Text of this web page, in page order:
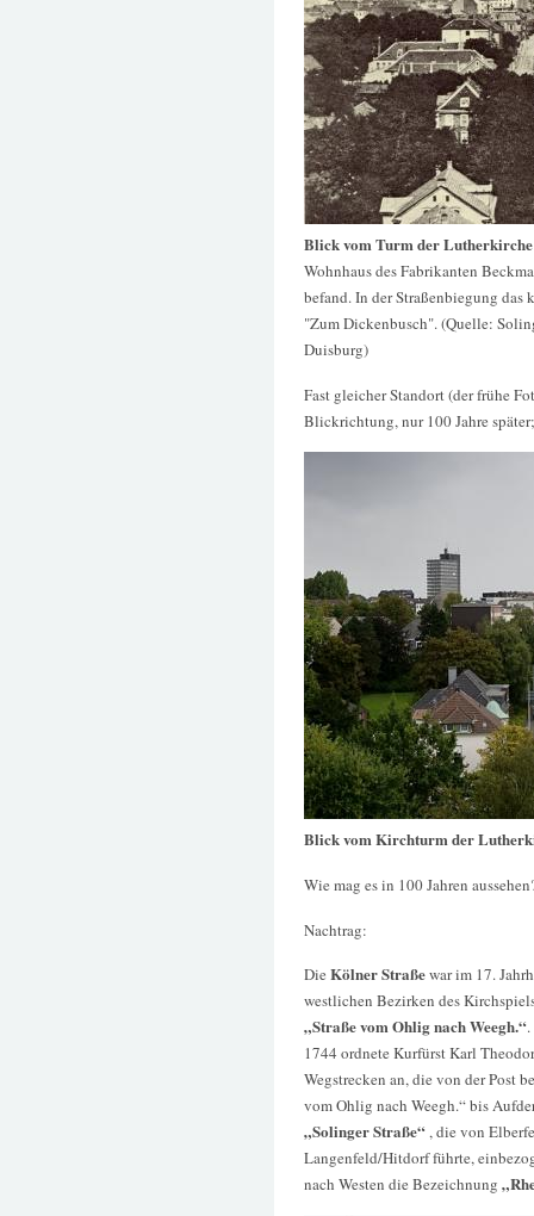
Blick vom Turm der
Wohnhaus des Fabrikanten
befand. In der Straßenbiegung
"Zum Dickenbusch". (Quelle:
Duisburg)
Fast gleicher Standort (der frühe
Blickrichtung, nur 100 Jahre
Blick vom Kirchturm der
Wie mag es in 100 Jahren
Nachtrag:
Die Kölner Straßewar im 17.
westlichen Bezirken des
„Straße vom Ohlig nach Weegh.“.
1744 ordnete Kurfürst Karl
Wegstrecken an, die von der Post
vom Ohlig nach Weegh.“ bis
„Solinger Straße“, die von
Langenfeld/Hitdorf führte,
nach Westen die Bezeichnung